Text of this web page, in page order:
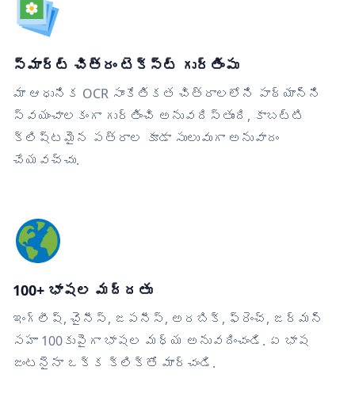
స్మార్ట్ చిత్రం టెక్స్ట్ గుర్తింపు
మా ఆధునిక OCR సాంకేతికత చిత్రాలలోని పాఠ్యాన్ని
స్వయంచాలకంగా గుర్తించి అనువదిస్తుంది, కాబట్టి
క్లిష్టమైన పత్రాల కూడా సులువుగా అనువాదం
చేయవచ్చు.
100+ భాషల మద్దతు
ఇంగ్లీష్, చైనీస్, జపనీస్, అరబిక్, ఫ్రెంచ్, జర్మన్
సహా 100కుపైగా భాషల మధ్య అనువదించండి. ఏ భాష
జంటనైనా ఒక్క క్లిక్‌తో మార్చండి.